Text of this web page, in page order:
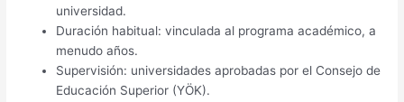
universidad.
Duración habitual: vinculada al programa académico, a
menudo años.
Supervisión: universidades aprobadas por el Consejo de
Educación Superior (YÖK).